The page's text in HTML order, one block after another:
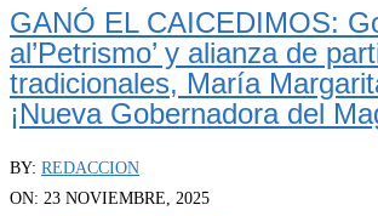
GANÓ EL CAICEDIMOS:
al’Petrismo’ y alianza de
tradicionales, María
¡Nueva Gobernadora del
2025-
11-
BY: REDACCION
ON: 23 NOVIEMBRE, 2025